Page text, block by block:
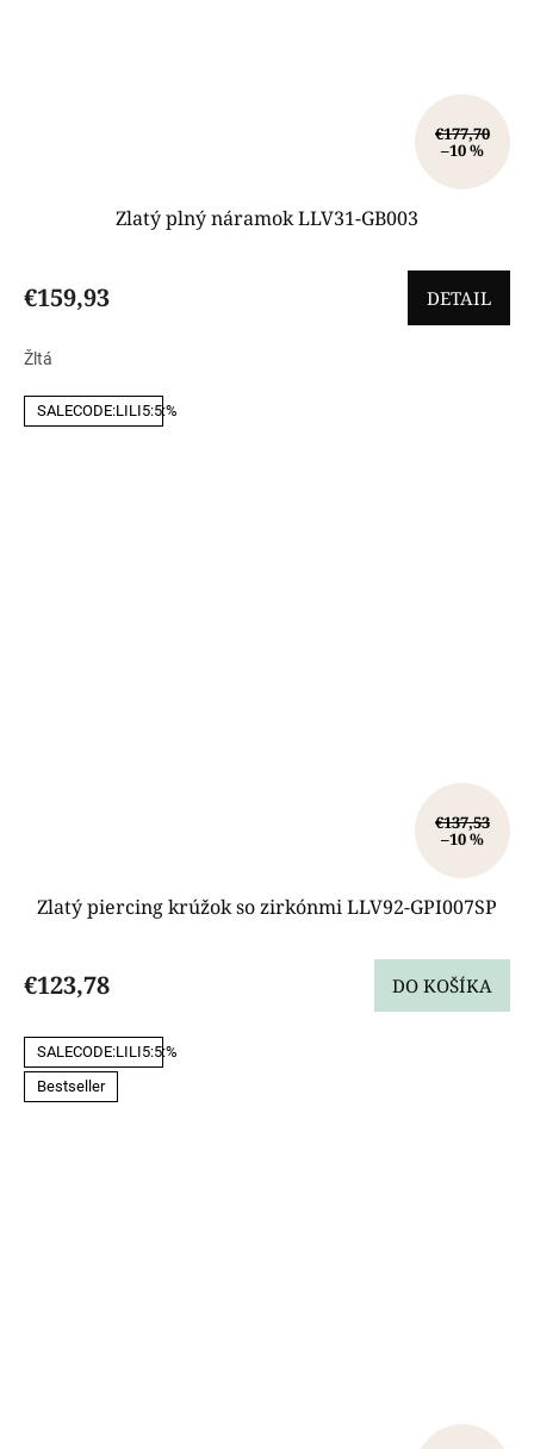
€177,70
–10 %
Zlatý plný náramok LLV31-GB003
€159,93 DETAIL
Žltá
SALECODE:LILI5:5:%
€137,53
–10 %
Zlatý piercing krúžok so zirkónmi LLV92-GPI007SP
€123,78 DO KOŠÍKA
SALECODE:LILI5:5:%
Bestseller